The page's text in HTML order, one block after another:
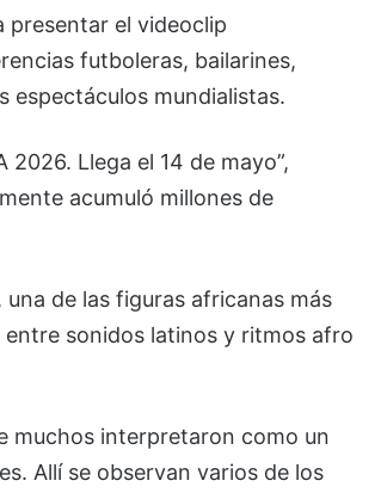
presentar el videoclip
futboleras, bailarines,
espectáculos mundialistas.
2026. Llega el 14 de mayo”,
acumuló millones de
una de las figuras africanas más
sonidos latinos y ritmos afro
muchos interpretaron como un
Allí se observan varios de los